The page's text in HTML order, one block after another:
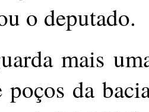
o deputado.
mais
poços da